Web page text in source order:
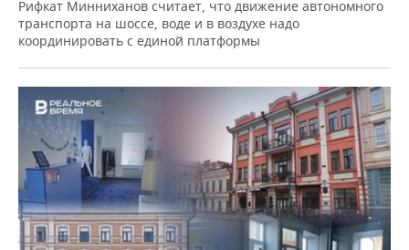
Рифкат Минниханов считает, что движение автономного
транспорта на шоссе, воде и в воздухе надо
координировать с единой платформы